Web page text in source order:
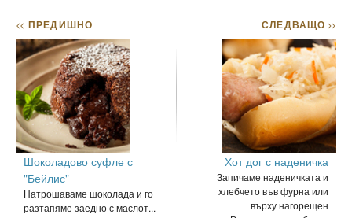
<< ПРЕДИШНО
Шоколадово суфле с
"Бейлис"
Натрошаваме шоколада и го
разтапяме заедно с маслот...
СЛЕДВАЩО>>
Хот дог с наденичка
Запичаме наденичката и
хлебчето във фурна или
върху нагорещен